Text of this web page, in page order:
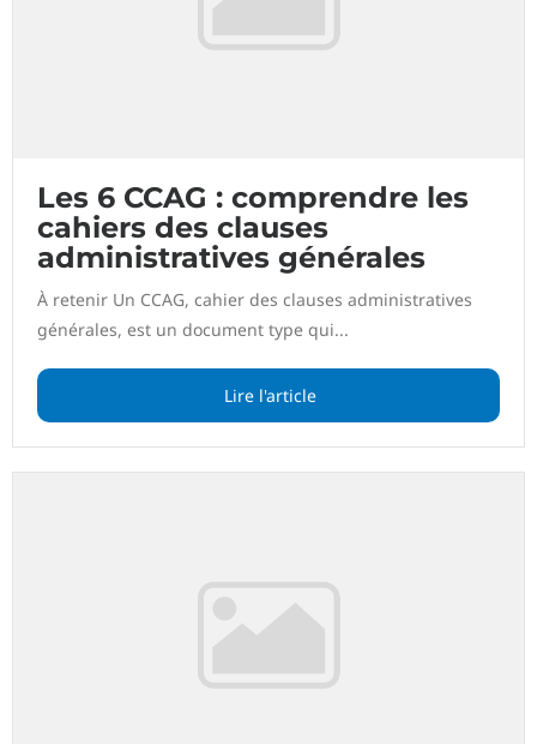
Les 6 CCAG : comprendre les
cahiers des clauses
administratives générales
À retenir Un CCAG, cahier des clauses administratives
générales, est un document type qui...
Lire l'article